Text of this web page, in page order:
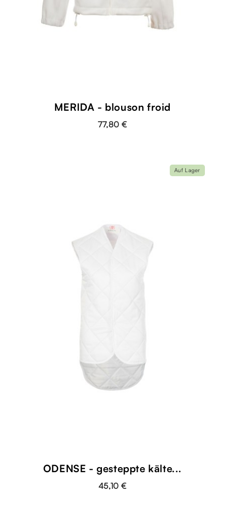
MERIDA - blouson froid
77,80 €
ODENSE - gesteppte kälte...
45,10 €
Auf Lager